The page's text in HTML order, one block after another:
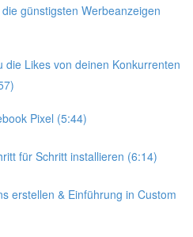
günstigsten Werbeanzeigen
die Likes von deinen Konkurrenten
Pixel (5:44)
für Schritt installieren (6:14)
erstellen & Einführung in Custom